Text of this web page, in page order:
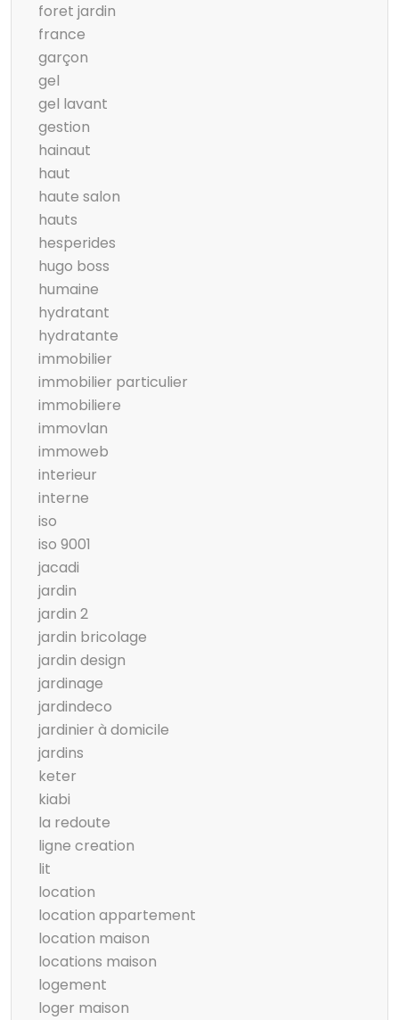
foret jardin
france
garçon
gel
gel lavant
gestion
hainaut
haut
haute salon
hauts
hesperides
hugo boss
humaine
hydratant
hydratante
immobilier
immobilier particulier
immobiliere
immovlan
immoweb
interieur
interne
iso
iso 9001
jacadi
jardin
jardin 2
jardin bricolage
jardin design
jardinage
jardindeco
jardinier à domicile
jardins
keter
kiabi
la redoute
ligne creation
lit
location
location appartement
location maison
locations maison
logement
loger maison